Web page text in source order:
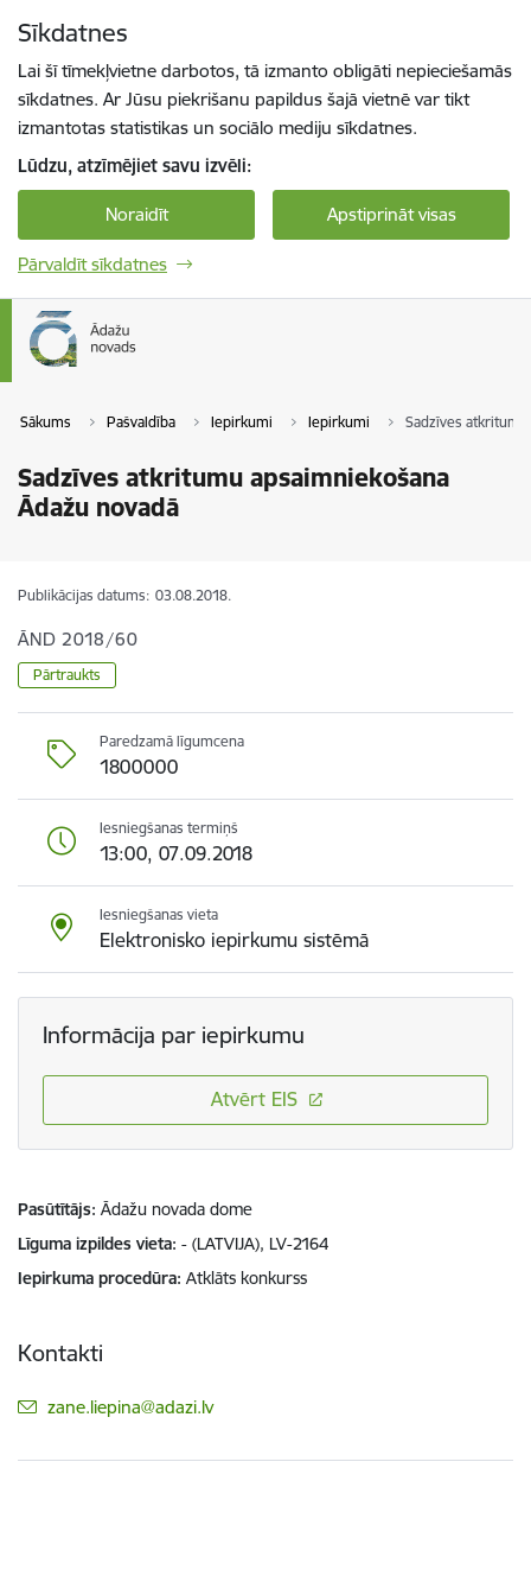
Sīkdatnes
Lai šī tīmekļvietne darbotos, tā izmanto obligāti nepieciešamās
sīkdatnes. Ar Jūsu piekrišanu papildus šajā vietnē var tikt
izmantotas statistikas un sociālo mediju sīkdatnes.
Lūdzu, atzīmējiet savu izvēli:
Noraidīt Apstiprināt visas
Pārvaldīt sīkdatnes
Sākums Pašvaldība Iepirkumi Iepirkumi Sadzīves
Sadzīves atkritumu apsaimniekošana
Ādažu novadā
Publikācijas datums: 03.08.2018.
ĀND 2018/60
Pārtraukts
Paredzamā līgumcena
1800000
Iesniegšanas termiņš
13:00, 07.09.2018
Iesniegšanas vieta
Elektronisko iepirkumu sistēmā
Informācija par iepirkumu
Atvērt EIS
Pasūtītājs Ādažu novada dome
Līguma izpildes vieta - (LATVIJA), LV-2164
Iepirkuma procedūra Atklāts konkurss
Kontakti
E-pasts:
zane.liepina@adazi.lv